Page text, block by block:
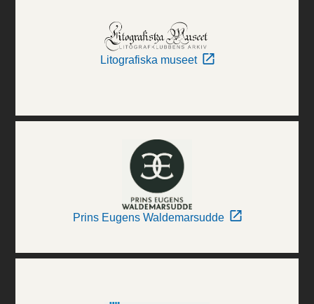
Litografiska museet
Prins Eugens Waldemarsudde